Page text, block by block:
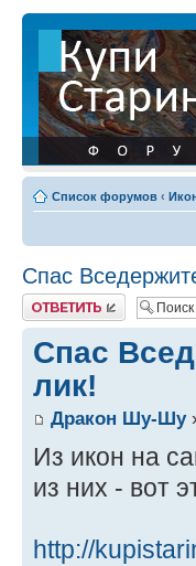
Список форумов ‹
Спас
Ответить
Спас
лик!
Дракон Шу-Шу
Из икон на
из них - вот
http://